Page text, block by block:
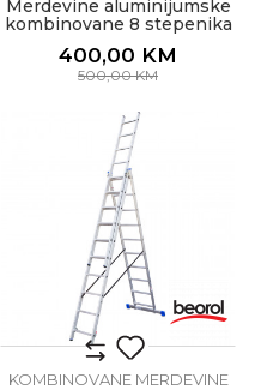
Merdevine aluminijumske
kombinovane 8 stepenika
400,00 KM
500,00KM
KOMBINOVANE MERDEVINE